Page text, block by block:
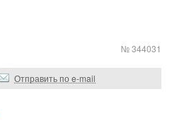
№ 344031
Отправить по e-mail